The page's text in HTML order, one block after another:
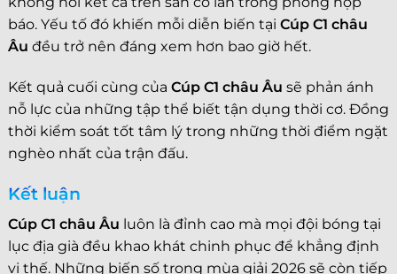
báo. Yếu tố đó khiến mỗi diễn biến tại Cúp C1 châu
Âu đều trở nên đáng xem hơn bao giờ hết.
Kết quả cuối cùng của Cúp C1 châu Âu sẽ phản ánh
nỗ lực của những tập thể biết tận dụng thời cơ. Đồng
thời kiểm soát tốt tâm lý trong những thời điểm ngặt
nghèo nhất của trận đấu.
Kết luận
Cúp C1 châu Âu luôn là đỉnh cao mà mọi đội bóng tại
lục địa già đều khao khát chinh phục để khẳng định
vị thế. Những biến số trong mùa giải 2026 sẽ còn tiếp